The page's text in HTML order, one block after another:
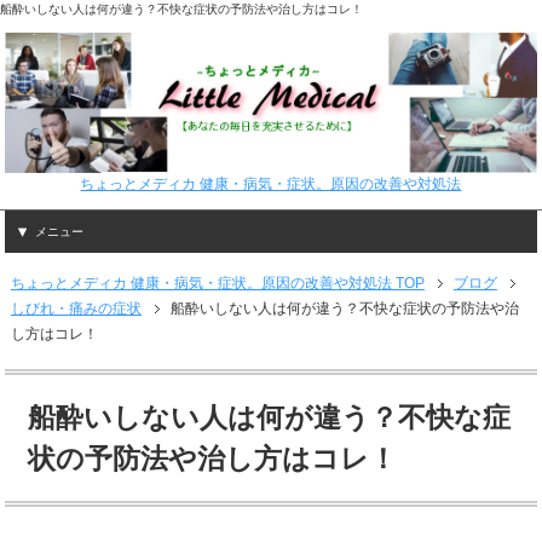
船酔いしない人は何が違う？不快な症状の予防法や治し方はコレ！
ちょっとメディカ 健康・病気・症状。原因の改善や対処法
メニュー
ちょっとメディカ 健康・病気・症状。原因の改善や対処法 TOP
ブログ
しびれ・痛みの症状
船酔いしない人は何が違う？不快な症状の予防法や治
し方はコレ！
船酔いしない人は何が違う？不快な症
状の予防法や治し方はコレ！